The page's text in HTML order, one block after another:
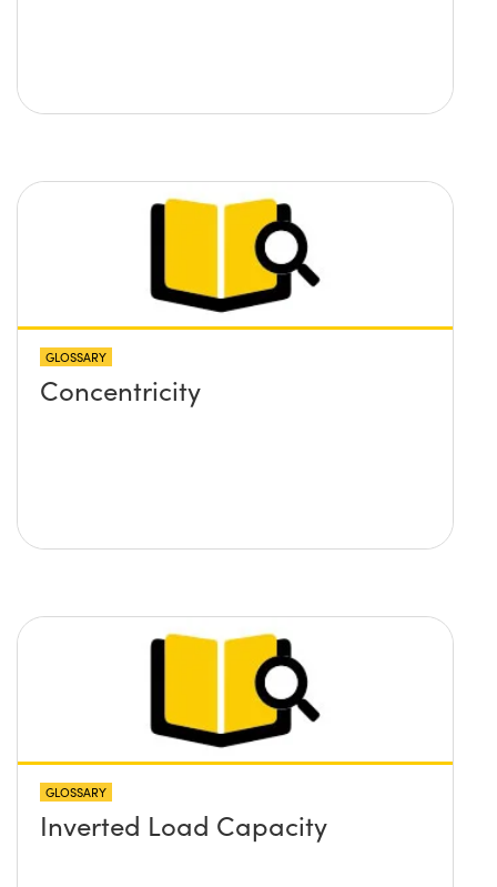
GLOSSARY
Concentricity
GLOSSARY
Inverted Load Capacity